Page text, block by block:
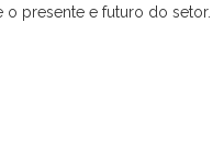
o presente e futuro do setor.